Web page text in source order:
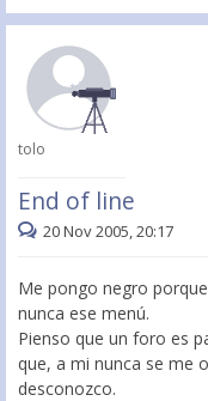
tolo
End of line
20 Nov 2005, 20:17
Me pongo negro
nunca ese menú.
Pienso que un foro es
que, a mi nunca se me
desconozco.